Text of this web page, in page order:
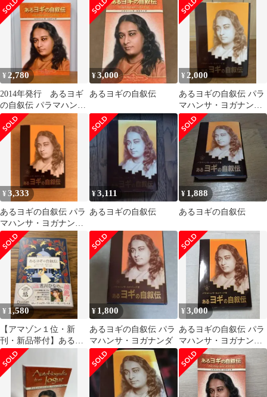
ト ユニホームメンズ
M
¥2,780
2014年発行 あるヨギ
の自叙伝 パラマハン
サ・ヨガナンダ
¥3,000
あるヨギの自叙伝
¥2,000
あるヨギの自叙伝 パラ
マハンサ・ヨガナンダ
著
¥3,333
あるヨギの自叙伝 パラ
マハンサ・ヨガナンダ
著
¥3,111
あるヨギの自叙伝
¥ 1,888
あるヨギの自叙伝
¥ 1,580
【アマゾン１位・新
刊・新品帯付】あるヨ
ギの自叙伝 TIMELESS
WISDOM
¥ 1,800
あるヨギの自叙伝 パラ
マハンサ・ヨガナンダ
¥3,000
あるヨギの自叙伝 パラ
マハンサ・ヨガナンダ
著